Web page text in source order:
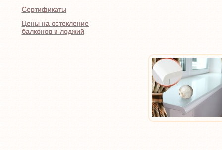
Сертификаты
Цены на остекление
балконов и лоджий